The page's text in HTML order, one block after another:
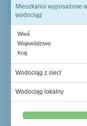
Mieszkania wyposażone
wodociąg
Wieś
Województwo
Kraj
Wodociąg z sieci
Wodociąg lokalny
0,0%